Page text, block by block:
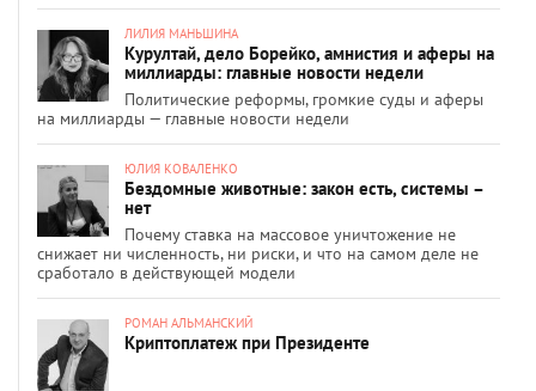
ЛИЛИЯ МАНЬШИНА
Курултай, дело Борейко, амнистия и аферы на
миллиарды: главные новости недели
Политические реформы, громкие суды и аферы
на миллиарды — главные новости недели
ЮЛИЯ КОВАЛЕНКО
Бездомные животные: закон есть, системы –
нет
Почему ставка на массовое уничтожение не
снижает ни численность, ни риски, и что на самом деле не
сработало в действующей модели
РОМАН АЛЬМАНСКИЙ
Криптоплатеж при Президенте